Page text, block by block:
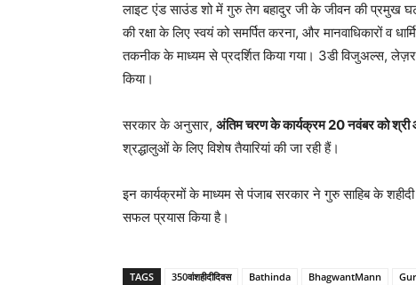
लाइट एंड साउंड शो में गुरु तेग बहादुर जी के जीवन की प्रमुख
की रक्षा के लिए स्वयं को समर्पित करना, और मानवाधिकारों व
तकनीक के माध्यम से प्रदर्शित किया गया। 3डी विजुअल्स,
किया।
सरकार के अनुसार, अंतिम चरण के कार्यक्रम 20 नवंबर को श्री
श्रद्धालुओं के लिए विशेष तैयारियां की जा रही हैं।
इन कार्यक्रमों के माध्यम से पंजाब सरकार ने गुरु साहिब के
सफल प्रयास किया है।
TAGS 350वांशहीदीदिवस Bathinda BhagwantMann